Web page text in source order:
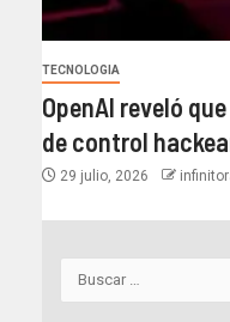
TECNOLOGIA
OpenAI reveló
de control
29 julio, 2026